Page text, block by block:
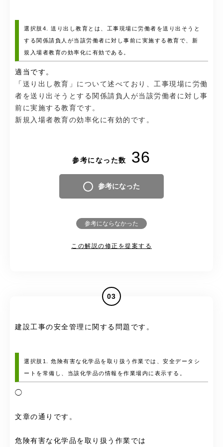
選択肢4. 送り出し教育とは、工事現場に労働者を送り出そうと
する関係請負人が当該労働者に対し事前に実施する教育で、新
規入場者教育の効率化に有効である。
適当です。
「 送り出し教育」について述べており、工事現場に労働
者を送り出そうとする関係請負人が当該労働者に対し事
前に実施する教育です。
新規入場者教育の効率化に有効的です。
参考になった数 36
参考になった
参考にならなかった
この解説の修正を提案する
03
建設工事の安全管理に関する問題です。
選択肢1. 危険有害な化学品を取り扱う作業では、安全データシ
ートを常備し、当該化学品の情報を作業場内に表示する。
◯
文章の通りです。
危険有害な化学品を取り扱う作業では